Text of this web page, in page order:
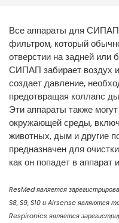
France
Все аппараты для
фильтром, который
отверстии на задней или
СИПАП забирает воздух
создает давление,
предотвращая коллапс
Эти аппараты также
окружающей среды,
животных, дым и другие
предназначен для
как он попадет в аппарат
ResMed является
S8, S9, S10 и Airsense являются
Respironics является